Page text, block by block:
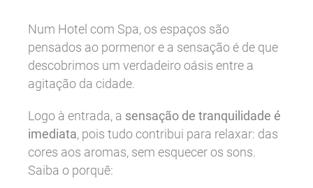
Num Hotel com Spa, os espaços são
pensados ao pormenor e a sensação é de que
descobrimos um verdadeiro oásis entre a
agitação da cidade.
Logo à entrada, a sensação de tranquilidade é
imediata, pois tudo contribui para relaxar: das
cores aos aromas, sem esquecer os sons.
Saiba o porquê: